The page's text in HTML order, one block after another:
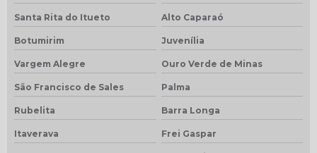
Santa Rita do Itueto Alto Caparaó
Botumirim Juvenília
Vargem Alegre Ouro Verde de Minas
São Francisco de Sales Palma
Rubelita Barra Longa
Itaverava Frei Gaspar